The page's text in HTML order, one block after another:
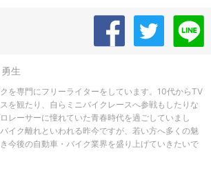
生
を専門にフリーライターをしています。10代からTV
を観たり、自らミニバイクレースへ参戦もしたりな
レーサーに憧れていた青春時代を過ごしていまし
イク離れといわれる昨今ですが、若い方へ多くの魅
今後の自動車・バイク業界を盛り上げていきたいで